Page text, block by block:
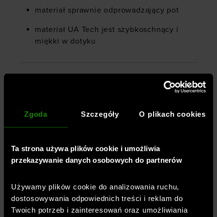
Zgoda Szczegóły O plikach cookies
Ta strona używa plików cookie i umożliwia
przekazywanie danych osobowych do partnerów
Używamy plików cookie do analizowania ruchu,
dostosowywania odpowiednich treści i reklam do
Twoich potrzeb i zainteresowań oraz umożliwiania
materiał sprawnie odprowadzający pot
materiał UA Tech jest szybkoschnący i
miękki w dotyku
Krój: luźny
Kolor: Rożowy
Styl koszulki: z krótkim rękawem,sportowa
Długość
standardowa
Kieszenie
bez kieszeni
Rękaw: krótki